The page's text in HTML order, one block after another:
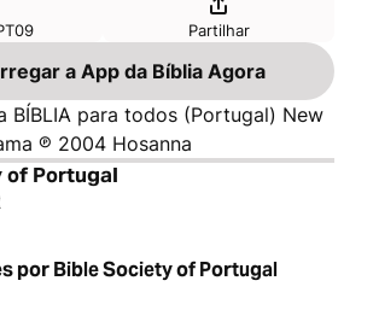
Partilhar
a App da Bíblia Agora
BÍBLIA para todos (Portugal) New
℗ 2004 Hosanna
of Portugal
por Bible Society of Portugal